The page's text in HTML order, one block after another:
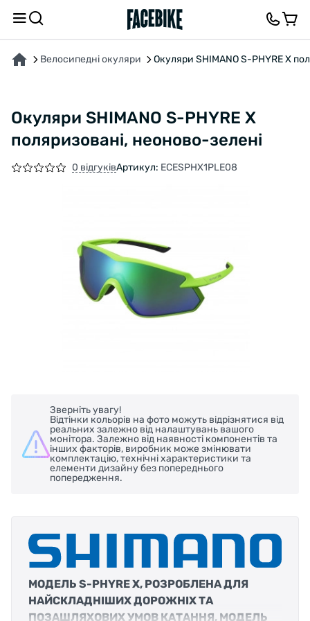
Велосипедні окуляри Окуляри SHIMANO S-PHYRE X
Окуляри SHIMANO S-PHYRE X
поляризовані, неоново-зелені
0 відгуківАртикул: ECESPHX1PLE08
Зверніть увагу!
Відтінки кольорів на фото можуть відрізнятися від
реальних залежно від налаштувань вашого
монітора. Залежно від наявності компонентів та
інших факторів, виробник може змінювати
комплектацію, технічні характеристики та
елементи дизайну без попереднього
попередження.
МОДЕЛЬ S-PHYRE X, РОЗРОБЛЕНА ДЛЯ
НАЙСКЛАДНІШИХ ДОРОЖНІХ ТА
ПОЗАШЛЯХОВИХ УМОВ КАТАННЯ, МОДЕЛЬ
ПРО ТОВАР ХАРАКТЕРИСТИКИОПИС ВІДГУКИ ТА ЗАПИТАННЯ